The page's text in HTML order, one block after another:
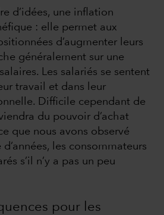
d’idées, une inflation
: elle permet aux
d’augmenter leurs
généralement sur une
Les salariés se sentent
travail et dans leur
Difficile cependant de
du pouvoir d’achat
que nous avons observé
les consommateurs
s’il n’y a pas un peu
pour les